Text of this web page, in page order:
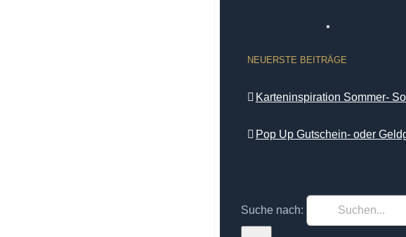
NEUERSTE BEITRÄGE
Karteninspiration Sommer-
Pop Up Gutschein- oder
Suche nach: